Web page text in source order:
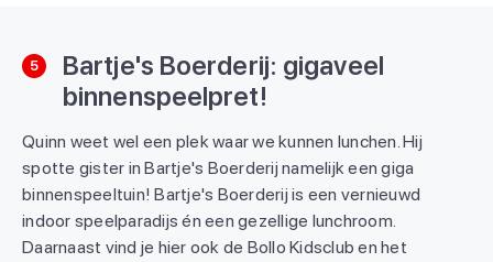
5
Bartje's Boerderij: gigaveel
binnenspeelpret!
Quinn weet wel een plek waar we kunnen lunchen. Hij
spotte gister in Bartje's Boerderij namelijk een giga
binnenspeeltuin! Bartje's Boerderij is een vernieuwd
indoor speelparadijs én een gezellige lunchroom.
Daarnaast vind je hier ook de Bollo Kidsclub en het